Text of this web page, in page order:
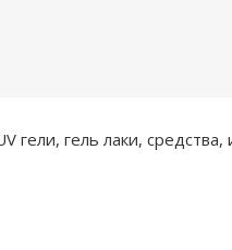
гель лаки, средства,